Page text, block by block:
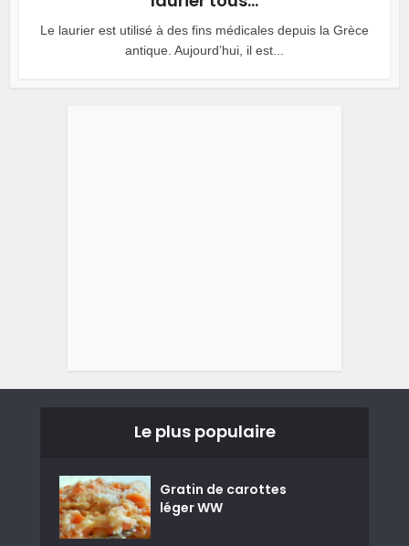
Le laurier est utilisé à des fins médicales depuis la Grèce
antique. Aujourd’hui, il est...
Le plus populaire
Gratin de carottes
léger WW